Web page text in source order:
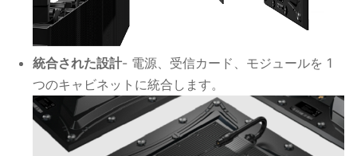
統合された設計- 電源、受信カード、モジュールを 1
つのキャビネットに統合します。